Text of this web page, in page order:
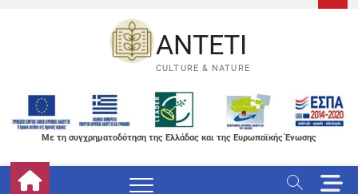
ANTETI
CULTURE & NATURE
Με τη συγχρηματοδότηση της Ελλάδας και της Ευρωπαϊκής Ένωσης
M